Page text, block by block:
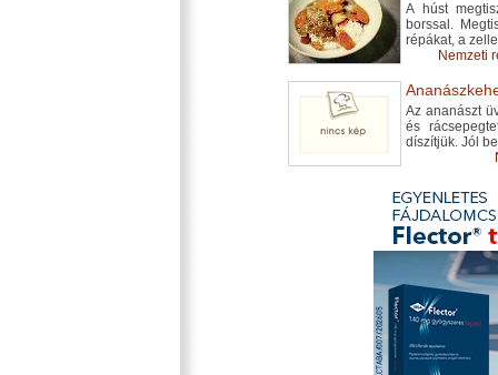
A húst
borssal.
répákat, a
Nemzeti
Az ananászt
és
díszítjük. Jól